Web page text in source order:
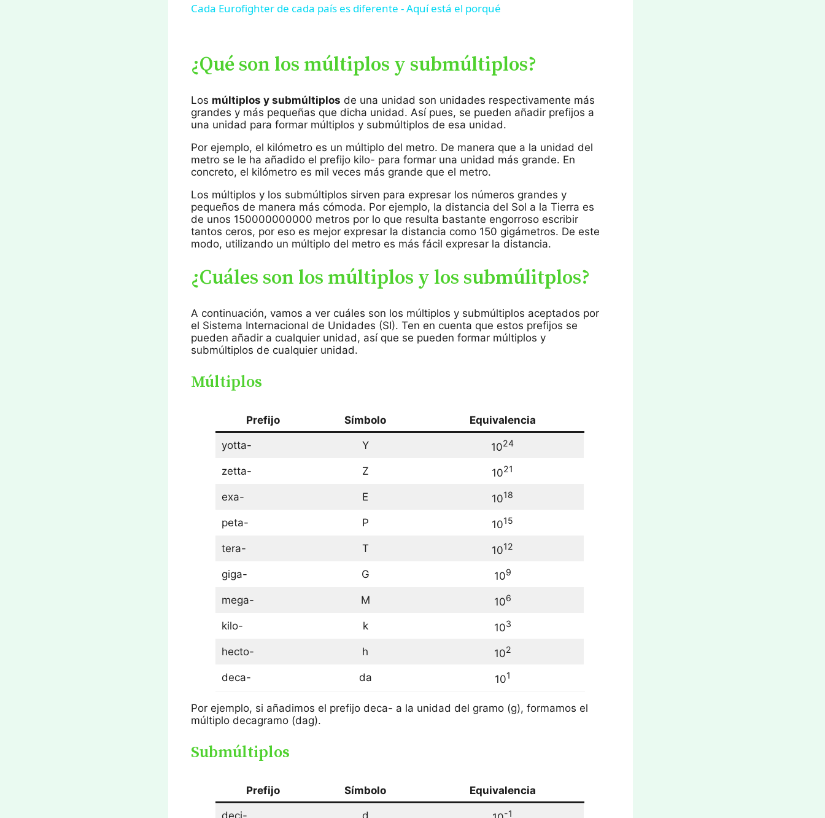
Cada Eurofighter de cada país es diferente - Aquí está el porqué
¿Qué son los múltiplos y submúltiplos?
Los múltiplos y submúltiplos de una unidad son unidades respectivamente más
grandes y más pequeñas que dicha unidad. Así pues, se pueden añadir prefijos a
una unidad para formar múltiplos y submúltiplos de esa unidad.
Por ejemplo, el kilómetro es un múltiplo del metro. De manera que a la unidad del
metro se le ha añadido el prefijo kilo- para formar una unidad más grande. En
concreto, el kilómetro es mil veces más grande que el metro.
Los múltiplos y los submúltiplos sirven para expresar los números grandes y
pequeños de manera más cómoda. Por ejemplo, la distancia del Sol a la Tierra es
de unos 150000000000 metros por lo que resulta bastante engorroso escribir
tantos ceros, por eso es mejor expresar la distancia como 150 gigámetros. De este
modo, utilizando un múltiplo del metro es más fácil expresar la distancia.
¿Cuáles son los múltiplos y los submúlitplos?
A continuación, vamos a ver cuáles son los múltiplos y submúltiplos aceptados por
el Sistema Internacional de Unidades (SI). Ten en cuenta que estos prefijos se
pueden añadir a cualquier unidad, así que se pueden formar múltiplos y
submúltiplos de cualquier unidad.
Múltiplos
Prefijo Símbolo Equivalencia
yotta- Y 1024
zetta- Z 1021
exa- E 1018
peta- P 1015
tera- T 1012
giga- G 109
mega- M 106
kilo- k 103
hecto- h 102
deca- da 101
Por ejemplo, si añadimos el prefijo deca- a la unidad del gramo (g), formamos el
múltiplo decagramo (dag).
Submúltiplos
Prefijo Símbolo Equivalencia
deci- d -1